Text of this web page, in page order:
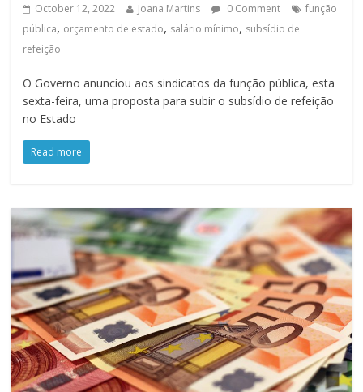
October 12, 2022 Joana Martins 0 Comment
função
pública, orçamento de estado, salário mínimo, subsídio de
refeição
O Governo anunciou aos sindicatos da função pública, esta
sexta-feira, uma proposta para subir o subsídio de refeição
no Estado
Read more